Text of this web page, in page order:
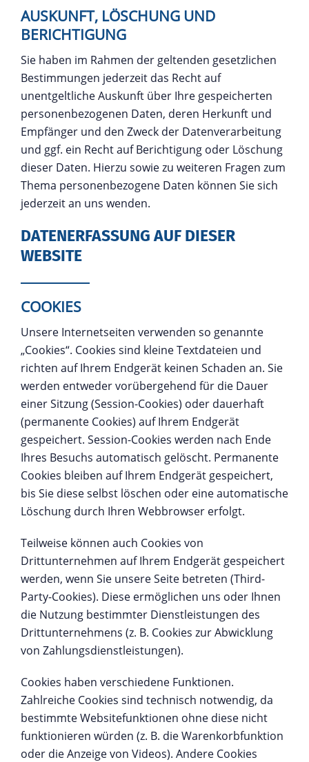
AUSKUNFT, LÖSCHUNG UND
BERICHTIGUNG
Sie haben im Rahmen der geltenden gesetzlichen
Bestimmungen jederzeit das Recht auf
unentgeltliche Auskunft über Ihre gespeicherten
personenbezogenen Daten, deren Herkunft und
Empfänger und den Zweck der Datenverarbeitung
und ggf. ein Recht auf Berichtigung oder Löschung
dieser Daten. Hierzu sowie zu weiteren Fragen zum
Thema personenbezogene Daten können Sie sich
jederzeit an uns wenden.
DATENERFASSUNG AUF DIESER
WEBSITE
COOKIES
Unsere Internetseiten verwenden so genannte
„Cookies“. Cookies sind kleine Textdateien und
richten auf Ihrem Endgerät keinen Schaden an. Sie
werden entweder vorübergehend für die Dauer
einer Sitzung (Session-Cookies) oder dauerhaft
(permanente Cookies) auf Ihrem Endgerät
gespeichert. Session-Cookies werden nach Ende
Ihres Besuchs automatisch gelöscht. Permanente
Cookies bleiben auf Ihrem Endgerät gespeichert,
bis Sie diese selbst löschen oder eine automatische
Löschung durch Ihren Webbrowser erfolgt.
Teilweise können auch Cookies von
Drittunternehmen auf Ihrem Endgerät gespeichert
werden, wenn Sie unsere Seite betreten (Third-
Party-Cookies). Diese ermöglichen uns oder Ihnen
die Nutzung bestimmter Dienstleistungen des
Drittunternehmens (z. B. Cookies zur Abwicklung
von Zahlungsdienstleistungen).
Cookies haben verschiedene Funktionen.
Zahlreiche Cookies sind technisch notwendig, da
bestimmte Websitefunktionen ohne diese nicht
funktionieren würden (z. B. die Warenkorbfunktion
oder die Anzeige von Videos). Andere Cookies